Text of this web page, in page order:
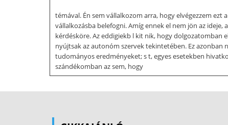
témával. Én sem vállalkozom arra, hogy elvégezzem
vállalkozásba belefogni. Amíg ennek el nem jön az
kérdésköre. Az eddigiekb l kit nik, hogy dolgozatomban
nyújtsak az autonóm szervek tekintetében. Ez
tudományos eredményeket; s t, egyes esetekben
szándékomban az sem, hogy
térnek el a normális államigazgatási szervekt l,